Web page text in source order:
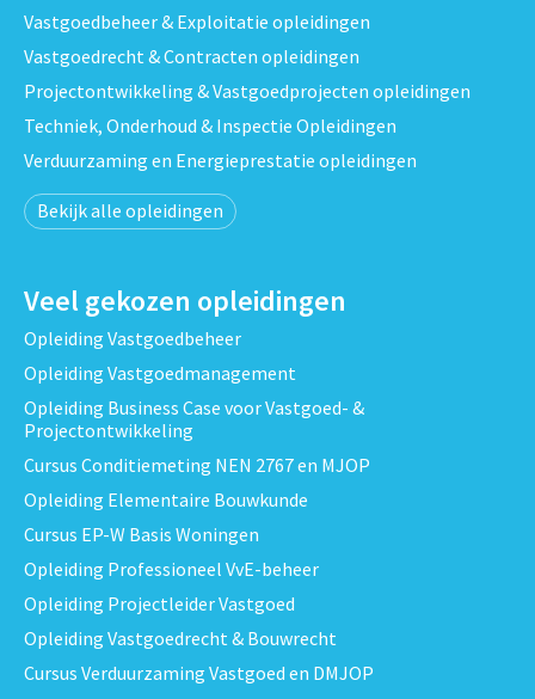
Vastgoedbeheer & Exploitatie opleidingen
Vastgoedrecht & Contracten opleidingen
Projectontwikkeling & Vastgoedprojecten opleidingen
Techniek, Onderhoud & Inspectie Opleidingen
Verduurzaming en Energieprestatie opleidingen
Bekijk alle opleidingen
Veel gekozen opleidingen
Opleiding Vastgoedbeheer
Opleiding Vastgoedmanagement
Opleiding Business Case voor Vastgoed- &
Projectontwikkeling
Cursus Conditiemeting NEN 2767 en MJOP
Opleiding Elementaire Bouwkunde
Cursus EP-W Basis Woningen
Opleiding Professioneel VvE-beheer
Opleiding Projectleider Vastgoed
Opleiding Vastgoedrecht & Bouwrecht
Cursus Verduurzaming Vastgoed en DMJOP